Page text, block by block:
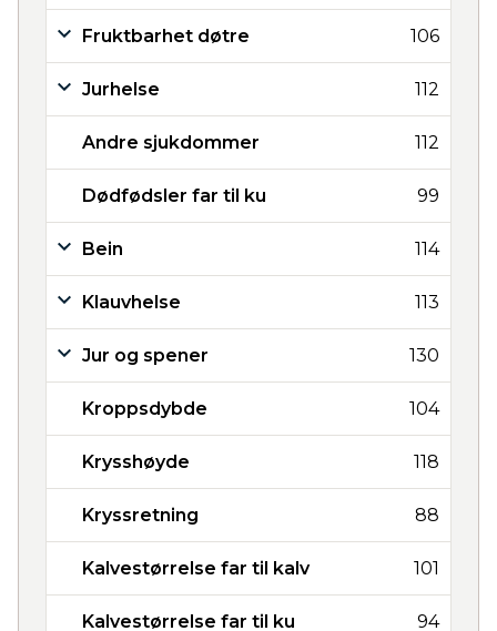
Fruktbarhet døtre 106
Jurhelse 112
Andre sjukdommer 112
Dødfødsler far til ku 99
Bein 114
Klauvhelse 113
Jur og spener 130
Kroppsdybde 104
Krysshøyde 118
Kryssretning 88
Kalvestørrelse far til kalv 101
Kalvestørrelse far til ku 94